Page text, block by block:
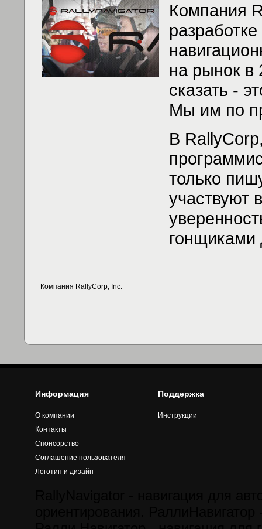
Компания
на рынок в
сказать -
Мы им по
В
только
участвуют
гонщиками
Компания RallyCorp, Inc.
Информация
О компании
Контакты
Спонсорство
Соглашение пользователя
Логотип и дизайн
Поддержка
Инструкции